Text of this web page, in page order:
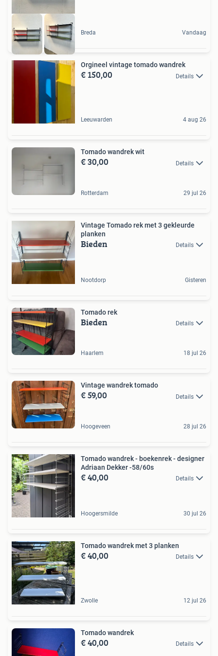
Breda Vandaag
Orgineel vintage tomado wandrek
€ 150,00 Details
Leeuwarden 4 aug 26
Tomado wandrek wit
€ 30,00 Details
Rotterdam 29 jul 26
Vintage Tomado rek met 3 gekleurde
planken
Bieden Details
Nootdorp Gisteren
Tomado rek
Bieden Details
Haarlem 18 jul 26
Vintage wandrek tomado
€ 59,00 Details
Hoogeveen 28 jul 26
Tomado wandrek - boekenrek - designer
Adriaan Dekker -58/60s
€ 40,00 Details
Hoogersmilde 30 jul 26
Tomado wandrek met 3 planken
€ 40,00 Details
Zwolle 12 jul 26
Tomado wandrek
€ 40,00 Details